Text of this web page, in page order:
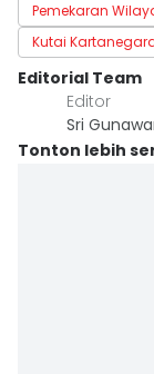
Pemekaran
Kutai
Editorial Team
Editor
Sri
Tonton lebih